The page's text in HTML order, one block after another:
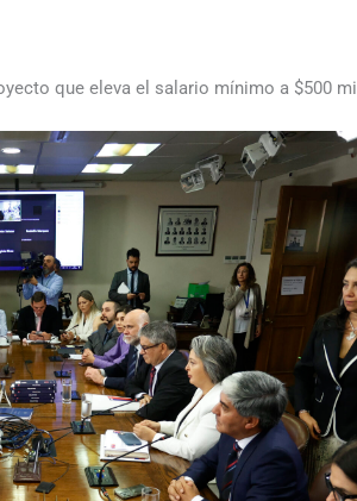
que eleva el salario mínimo a $500 mil